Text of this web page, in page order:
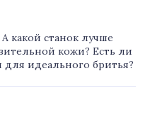
какой станок лучше
кожи? Есть ли
для идеального бритья?